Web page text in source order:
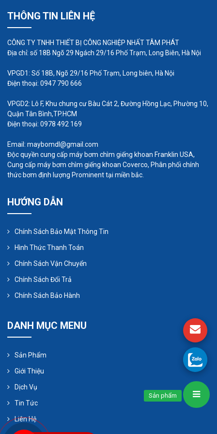
bảo dưỡng nào. Đặc biệt trong môi trường công
nghiệp khắc nghiệt, quạt gió và quạt gió bị bám
bẩn. Cùng với việc dọn dẹp nhẹ nhiều lần trong
năm, bạn cần thuê một chuyên gia để làm vệ sinh
mất tới 30% hiệu suất.
Bảo dưỡng cũng bao gồm tháo và rửa các bộ phận
khác nhau, bao gồm cửa chớp, tấm bảo vệ, cửa
gió, cánh quạt, v.v.
Lên lịch bảo trì chuyên nghiệp
Để đảm bảo hiệu suất tối ưu mọi lúc, bất kỳ quạt
hoặc máy thổi nào, bất kể kích thước hay loại nào,
đều cần được vệ sinh và bảo dưỡng chuyên
một sản phẩm chất lượng cao, đó là những gì
chúng tôi cung cấp tại Cungcapmaybom.
THÔNG TIN LIÊN HỆ
CÔNG TY TNHH THIẾT BỊ CÔNG NGHIỆP NHẤT TÂM PHÁT
Địa chỉ: số 18B Ngõ 29 Ngách 29/16 Phố Trạm, Long Biên, Hà Nội
VPGD1: Số 18B, Ngõ 29/16 Phố Trạm, Long biên, Hà Nội
Điện thoại: 0947 790 666
VPGD2: Lô F, Khu chung cư Bàu Cát 2, Đường Hồng Lạc, Phường 10,
Quận Tân Bình,TP.HCM
Điện thoại: 0978 492 169
Email: maybomdl@gmail.com
Độc quyền cung cấp máy bơm chìm giếng khoan Franklin USA,
Cung cấp máy bơm chìm giếng khoan Coverco, Phân phối chính
thức bơm định lượng Prominent tại miền bắc.
HƯỚNG DẪN
Chính Sách Bảo Mật Thông Tin
Hình Thức Thanh Toán
Chính Sách Vận Chuyển
Chính Sách Đổi Trả
Chính Sách Bảo Hành
DANH MỤC MENU
Sản Phẩm
Giới Thiệu
Dịch Vụ
Tin Tức
Liên Hệ
Sản phẩm